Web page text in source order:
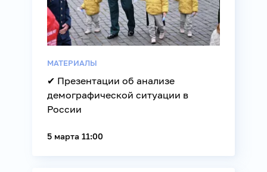
МАТЕРИАЛЫ
✔ Презентации об анализе
демографической ситуации в
России
5 марта 11:00